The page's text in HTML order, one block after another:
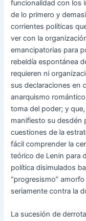
funcionalidad con los
de lo primero y
corrientes políticas
ver con la
emancipatorias para
rebeldía espontánea
requieren ni
sus declaraciones en
anarquismo
toma del poder; y
manifiesto su desdén
cuestiones de la
fácil comprender la
teórico de Lenin para
política disimulados
“progresismo”
seriamente contra la
La sucesión de